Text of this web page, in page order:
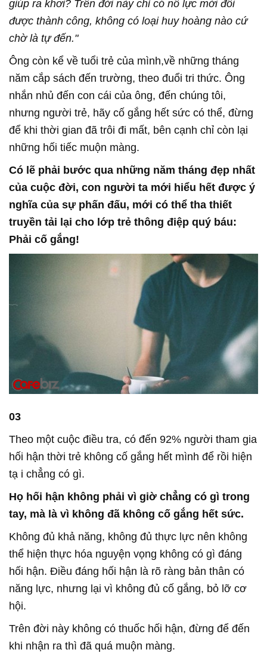
giúp ra khơi? Trên đời này chỉ có nỗ lực mới đổi
được thành công, không có loại huy hoàng nào cứ
chờ là tự đến."
Ông còn kể về tuổi trẻ của mình,về những tháng
năm cắp sách đến trường, theo đuổi tri thức. Ông
nhắn nhủ đến con cái của ông, đến chúng tôi,
nhưng người trẻ, hãy cố gắng hết sức có thể, đừng
để khi thời gian đã trôi đi mất, bên cạnh chỉ còn lại
những hối tiếc muộn màng.
Có lẽ phải bước qua những năm tháng đẹp nhất
của cuộc đời, con người ta mới hiểu hết được ý
nghĩa của sự phấn đấu, mới có thể tha thiết
truyền tải lại cho lớp trẻ thông điệp quý báu:
Phải cố gắng!
03
Theo một cuộc điều tra, có đến 92% người tham gia
hối hận thời trẻ không cố gắng hết mình để rồi hiện
tạ i chẳng có gì.
Họ hối hận không phải vì giờ chẳng có gì trong
tay, mà là vì không đã không cố gắng hết sức.
Không đủ khả năng, không đủ thực lực nên không
thể hiện thực hóa nguyện vọng không có gì đáng
hối hận. Điều đáng hối hận là rõ ràng bản thân có
năng lực, nhưng lại vì không đủ cố gắng, bỏ lỡ cơ
hội.
Trên đời này không có thuốc hối hận, đừng để đến
khi nhận ra thì đã quá muộn màng.